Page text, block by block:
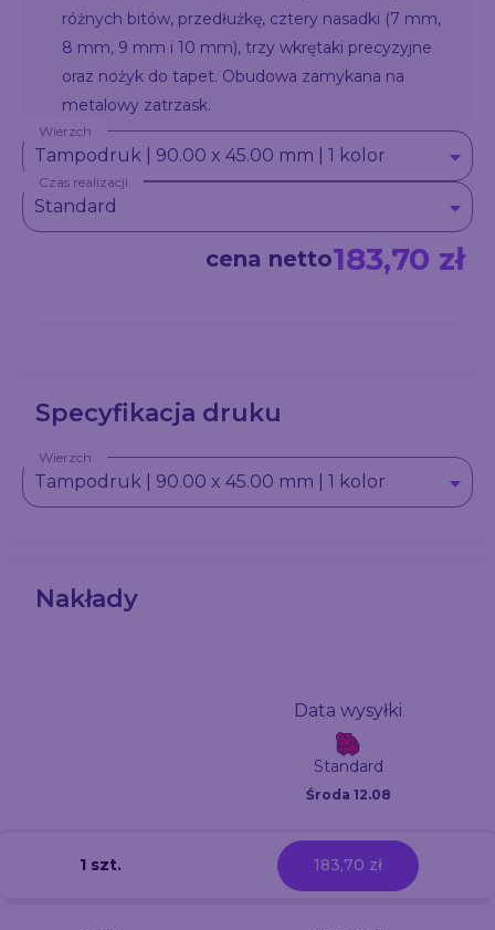
różnych bitów, przedłużkę, cztery nasadki (7 mm,
8 mm, 9 mm i 10 mm), trzy wkrętaki precyzyjne
oraz nożyk do tapet. Obudowa zamykana na
metalowy zatrzask.
Wierzch
Tampodruk | 90.00 x 45.00 mm | 1 kolor
Czas realizacji
Standard
cena netto183,70 zł
Specyfikacja druku
Wierzch
Tampodruk | 90.00 x 45.00 mm | 1 kolor
Nakłady
Data wysyłki
Standard
Środa 12.08
1 szt. 183,70 zł